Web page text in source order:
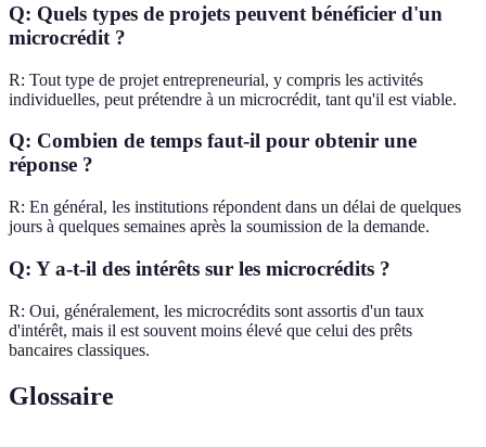
Q: Quels types de projets peuvent bénéficier d'un
microcrédit ?
R: Tout type de projet entrepreneurial, y compris les activités
individuelles, peut prétendre à un microcrédit, tant qu'il est viable.
Q: Combien de temps faut-il pour obtenir une
réponse ?
R: En général, les institutions répondent dans un délai de quelques
jours à quelques semaines après la soumission de la demande.
Q: Y a-t-il des intérêts sur les microcrédits ?
R: Oui, généralement, les microcrédits sont assortis d'un taux
d'intérêt, mais il est souvent moins élevé que celui des prêts
bancaires classiques.
Glossaire